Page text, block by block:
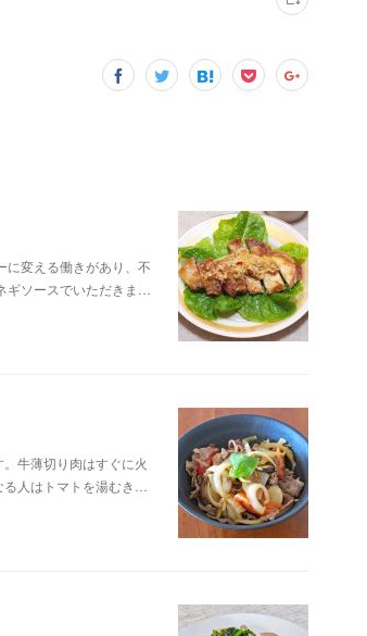
に変える働きがあり、不
ソースでいただきま…
牛薄切り肉はすぐに火
人はトマトを湯むき…